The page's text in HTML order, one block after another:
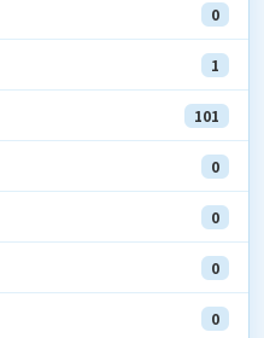
0
1
101
0
0
0
0